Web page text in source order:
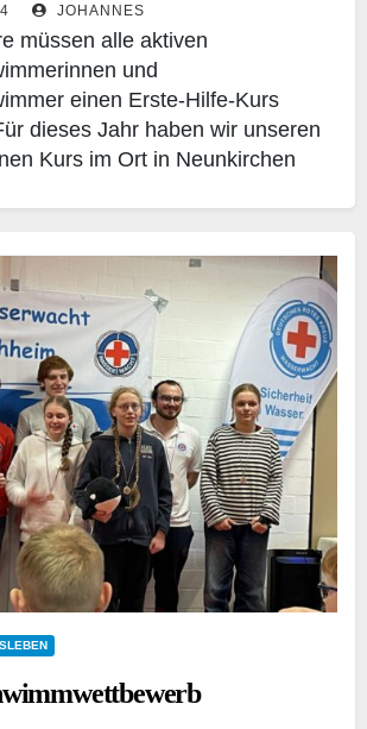
JOHANNES
müssen alle aktiven
und
einen Erste-Hilfe-Kurs
dieses Jahr haben wir unseren
Kurs im Ort in Neunkirchen